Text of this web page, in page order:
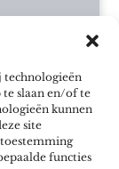
technologieën
slaan en/of te
kunnen
site
functies